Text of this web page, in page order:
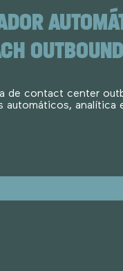
OUTBOUND
de contact center
automáticos, analítica